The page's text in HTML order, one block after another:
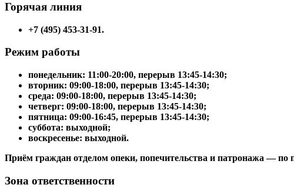
Горячая линия
+7 (495) 453-31-91.
Режим работы
понедельник: 11:00-20:00, перерыв 13:45-14:30;
вторник: 09:00-18:00, перерыв 13:45-14:30;
среда: 09:00-18:00, перерыв 13:45-14:30;
четверг: 09:00-18:00, перерыв 13:45-14:30;
пятница: 09:00-16:45, перерыв 13:45-14:30;
суббота: выходной;
воскресенье: выходной.
Приём граждан отделом опеки, попечительства и патронажа — по
Зона ответственности